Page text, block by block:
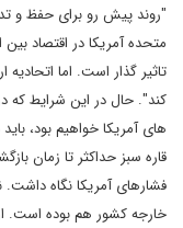
"روند پیش رو برای حفظ و
متحده آمریکا در اقتصاد
تاثیر گذار است. اما
های آمریکا خواهیم بود،
قاره سبز حداکثر تا زمان
فشارهای آمریکا نگاه داشت.
خارجه کشور هم بوده است.